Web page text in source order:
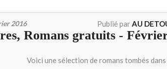
2016 Publié parAU
Romans gratuits -
Voici une sélection de romans tombés